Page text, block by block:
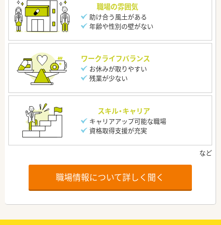
職場の雰囲気
助け合う風土がある
年齢や性別の壁がない
ワークライフバランス
お休みが取りやすい
残業が少ない
スキル・キャリア
キャリアアップ可能な職場
資格取得支援が充実
職場情報について詳しく聞く